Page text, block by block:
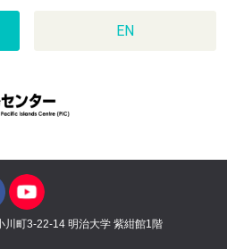
EN
町3-22-14 明治大学 紫紺館1階